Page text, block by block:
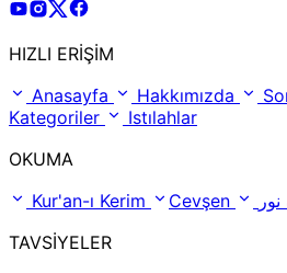
Risale Online Youtube Hesabı
Risale Online Instagram
Risale Online X Hesabı
HIZLI ERİŞİM
Anasayfa
Hakkımızda
Kategoriler
Istılahlar
OKUMA
Kur'an-ı Kerim
Cevşen
TAVSİYELER